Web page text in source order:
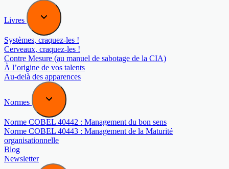
Livres
Systèmes, craquez-les !
Cerveaux, craquez-les !
Contre Mesure (au manuel de sabotage de la CIA)
À l’origine de vos talents
Au-delà des apparences
Normes
Norme COBEL 40442 : Management du bon sens
Norme COBEL 40443 : Management de la Maturité
organisationnelle
Blog
Newsletter